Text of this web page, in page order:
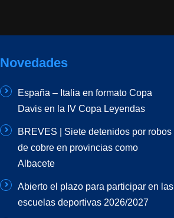
Novedades
España – Italia en formato Copa
Davis en la IV Copa Leyendas
BREVES | Siete detenidos por robos
de cobre en provincias como
Albacete
Abierto el plazo para participar en las
escuelas deportivas 2026/2027